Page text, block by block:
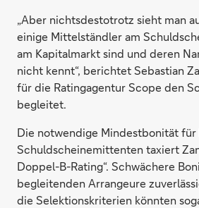
„Aber nichtsdestotrotz sieht man
einige Mittelständler am
am Kapitalmarkt sind und deren
nicht kennt“, berichtet Sebastian
für die Ratingagentur Scope den
begleitet.
Die notwendige Mindestbonität für
Schuldscheinemittenten taxiert
Doppel-B-Rating“. Schwächere
begleitenden Arrangeure
die Selektionskriterien könnten